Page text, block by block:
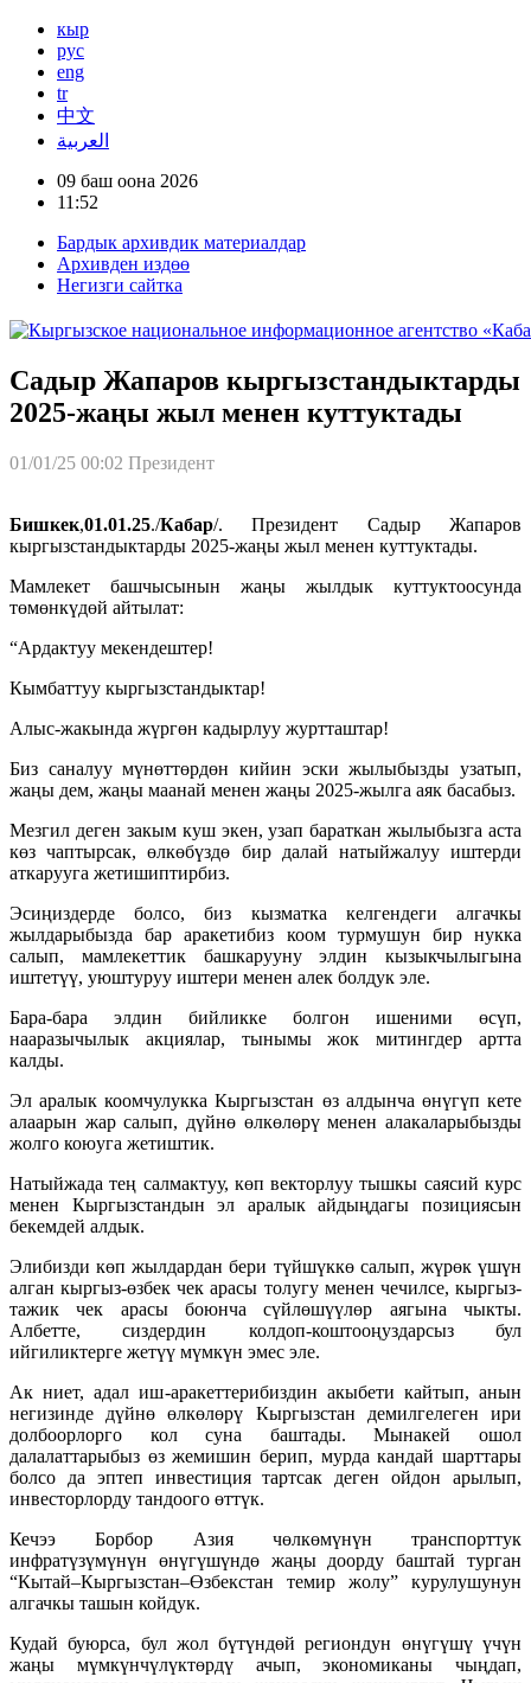
кыр
рус
eng
tr
中文
العربية
09 баш оона 2026
11:52
Бардык архивдик материалдар
Архивден издөө
Негизги сайтка
Садыр Жапаров кыргызстандыктарды
2025-жаңы жыл менен куттуктады
01/01/25 00:02 Президент
Бишкек,01.01.25./Кабар/. Президент Садыр Жапаров
кыргызстандыктарды 2025-жаңы жыл менен куттуктады.
Мамлекет башчысынын жаңы жылдык куттуктоосунда
төмөнкүдөй айтылат:
“Ардактуу мекендештер!
Кымбаттуу кыргызстандыктар!
Алыс-жакында жүргөн кадырлуу журтташтар!
Биз саналуу мүнөттөрдөн кийин эски жылыбызды узатып,
жаңы дем, жаңы маанай менен жаңы 2025-жылга аяк басабыз.
Мезгил деген закым куш экен, узап бараткан жылыбызга аста
көз чаптырсак, өлкөбүздө бир далай натыйжалуу иштерди
аткарууга жетишиптирбиз.
Эсиңиздерде болсо, биз кызматка келгендеги алгачкы
жылдарыбызда бар аракетибиз коом турмушун бир нукка
салып, мамлекеттик башкарууну элдин кызыкчылыгына
иштетүү, уюштуруу иштери менен алек болдук эле.
Бара-бара элдин бийликке болгон ишеними өсүп,
нааразычылык акциялар, тынымы жок митингдер артта
калды.
Эл аралык коомчулукка Кыргызстан өз алдынча өнүгүп кете
алаарын жар салып, дүйнө өлкөлөрү менен алакаларыбызды
жолго коюуга жетиштик.
Натыйжада тең салмактуу, көп векторлуу тышкы саясий курс
менен Кыргызстандын эл аралык айдыңдагы позициясын
бекемдей алдык.
Элибизди көп жылдардан бери түйшүккө салып, жүрөк үшүн
алган кыргыз-өзбек чек арасы толугу менен чечилсе, кыргыз-
тажик чек арасы боюнча сүйлөшүүлөр аягына чыкты.
Албетте, сиздердин колдоп-коштооңуздарсыз бул
ийгиликтерге жетүү мүмкүн эмес эле.
Ак ниет, адал иш-аракеттерибиздин акыбети кайтып, анын
негизинде дүйнө өлкөлөрү Кыргызстан демилгелеген ири
долбоорлорго кол суна баштады. Мынакей ошол
далалаттарыбыз өз жемишин берип, мурда кандай шарттары
болсо да эптеп инвестиция тартсак деген ойдон арылып,
инвесторлорду тандоого өттүк.
Кечээ Борбор Азия чөлкөмүнүн транспорттук
инфратүзүмүнүн өнүгүшүндө жаңы доорду баштай турган
“Кытай–Кыргызстан–Өзбекстан темир жолу” курулушунун
алгачкы ташын койдук.
Кудай буюрса, бул жол бүтүндөй региондун өнүгүшү үчүн
жаңы мүмкүнчүлүктөрдү ачып, экономиканы чыңдап,